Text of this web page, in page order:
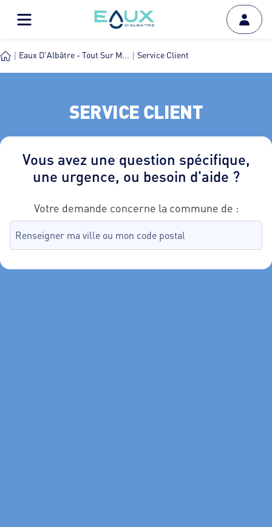
Eaux D'Albâtre - Tout Sur M... Service Client
SERVICE CLIENT
Vous avez une question spécifique,
une urgence, ou besoin d'aide ?
Votre demande concerne la commune de :